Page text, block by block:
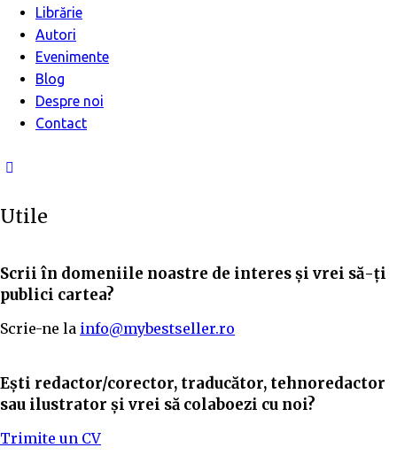
Librărie
Autori
Evenimente
Blog
Despre noi
Contact
Utile
Scrii în domeniile noastre de interes și vrei să-ți
publici cartea?
Scrie-ne la info@mybestseller.ro
Ești redactor/corector, traducător, tehnoredactor
sau ilustrator și vrei să colaboezi cu noi?
Trimite un CV